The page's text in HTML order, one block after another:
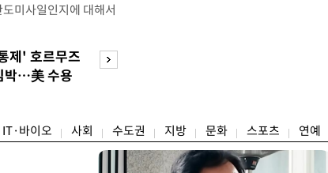
미사일인지에 대해서
체 종류와 제원 등을
26일 서해상으로 근거
를 발사한 바 있다. 당
착했다.
제' 호르무즈
박…美 수용
IT·바이오 사회 수도권 지방 문화 스포츠 연예